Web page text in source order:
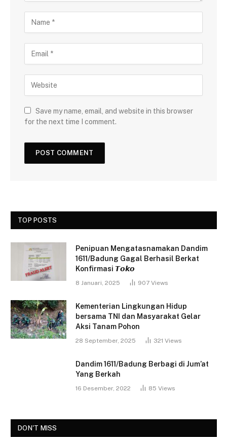
Save my name, email, and website in this browser
for the next time I comment.
TOP POSTS
Penipuan Mengatasnamakan Dandim
1611/Badung Gagal Berhasil Berkat
Konfirmasi 𝙏𝙤𝙠𝙤
8 Januari, 2025 907 Views
Kementerian Lingkungan Hidup
bersama TNI dan Masyarakat Gelar
Aksi Tanam Pohon
28 September, 2025 321 Views
Dandim 1611/Badung Berbagi di Jum’at
Yang Berkah
16 Desember, 2022 85 Views
DON'T MISS